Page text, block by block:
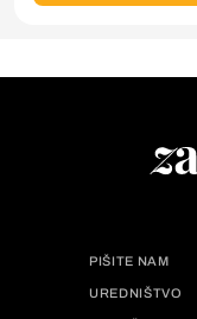
PIŠITE NAM
UREDNIŠTVO